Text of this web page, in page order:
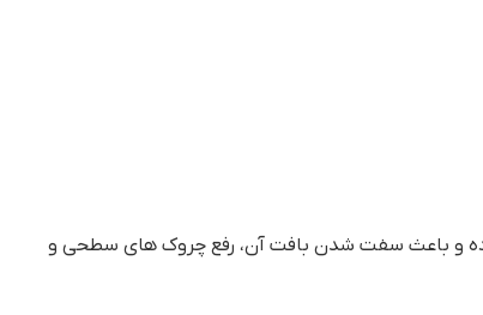
و باعث سفت شدن بافت آن، رفع چروک های سطحی و